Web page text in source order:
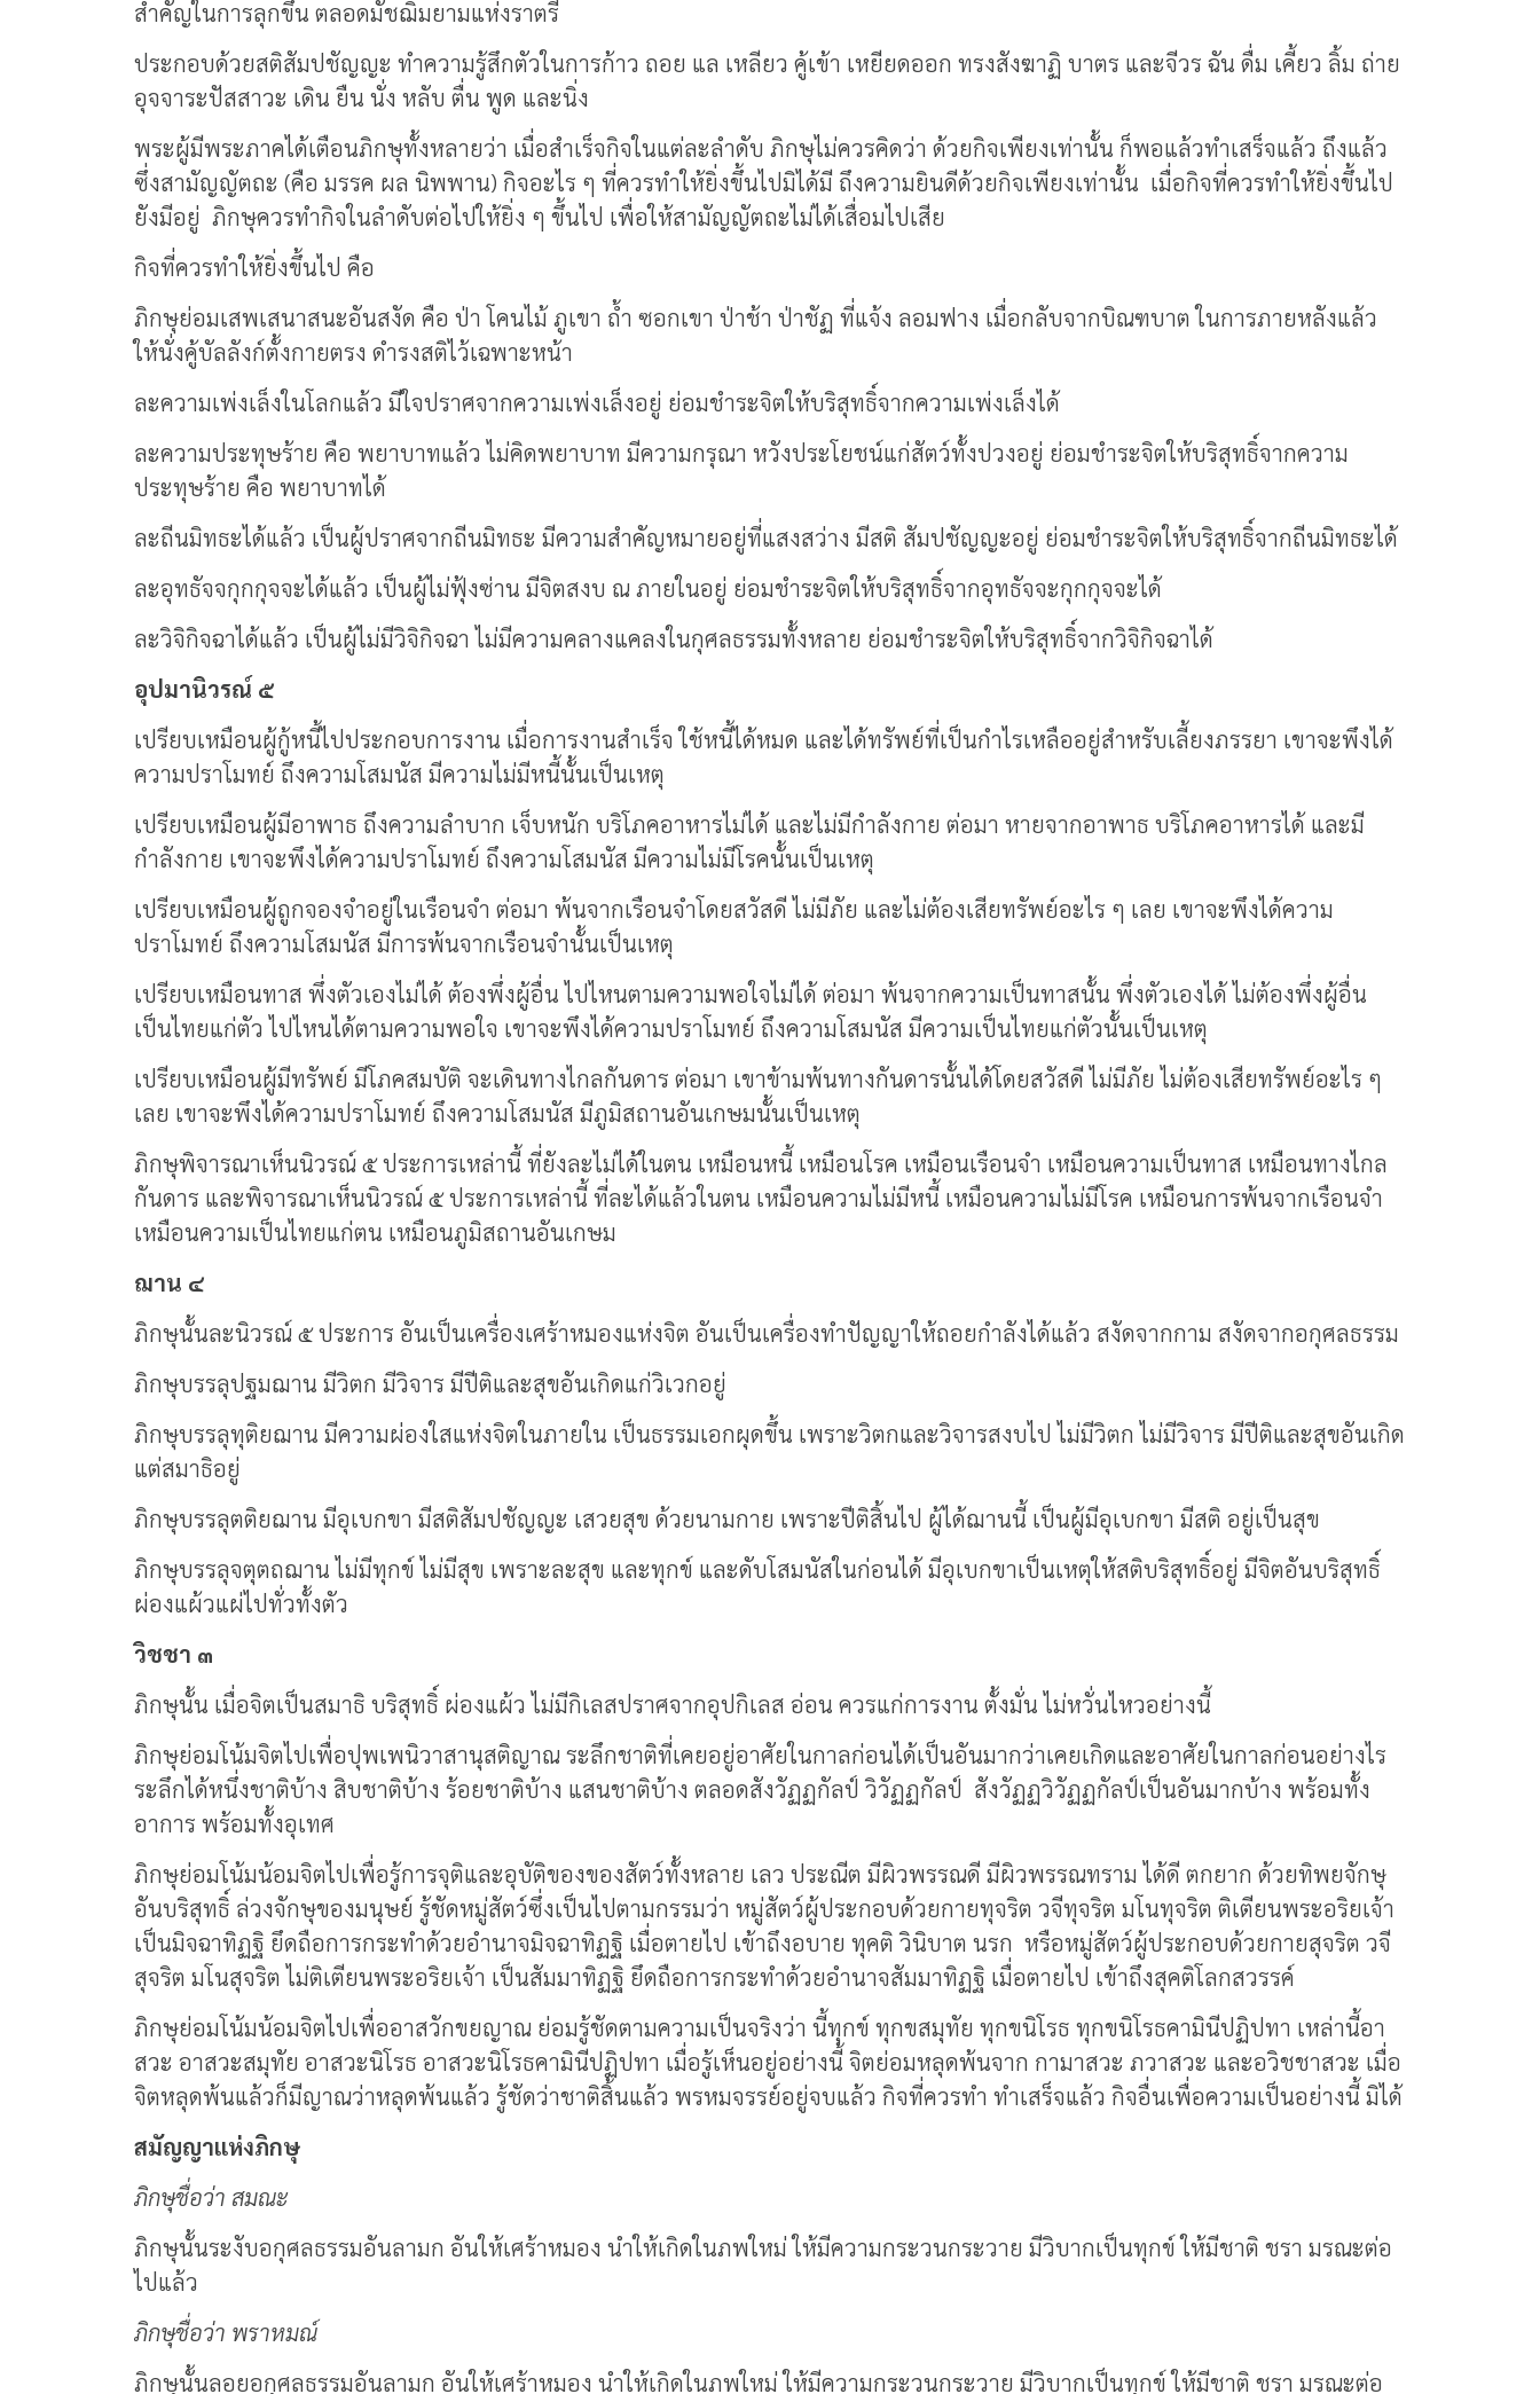
สำคัญในการลุกขึ้น ตลอดมัชฌิมยามแห่งราตรี
ประกอบด้วยสติสัมปชัญญะ ทำความรู้สึกตัวในการก้าว ถอย แล เหลียว คู้เข้า เหยียดออก ทรงสังฆาฏิ บาตร และจีวร ฉัน ดื่ม เคี้ยว ลิ้ม ถ่าย
อุจจาระปัสสาวะ เดิน ยืน นั่ง หลับ ตื่น พูด และนิ่ง
พระผู้มีพระภาคได้เตือนภิกษุทั้งหลายว่า เมื่อสำเร็จกิจในแต่ละลำดับ ภิกษุไม่ควรคิดว่า ด้วยกิจเพียงเท่านั้น ก็พอแล้วทำเสร็จแล้ว ถึงแล้ว
ซึ่งสามัญญัตถะ (คือ มรรค ผล นิพพาน) กิจอะไร ๆ ที่ควรทำให้ยิ่งขึ้นไปมิได้มี ถึงความยินดีด้วยกิจเพียงเท่านั้น เมื่อกิจที่ควรทำให้ยิ่งขึ้นไป
ยังมีอยู่ ภิกษุควรทำกิจในลำดับต่อไปให้ยิ่ง ๆ ขึ้นไป เพื่อให้สามัญญัตถะไม่ได้เสื่อมไปเสีย
กิจที่ควรทำให้ยิ่งขึ้นไป คือ
ภิกษุย่อมเสพเสนาสนะอันสงัด คือ ป่า โคนไม้ ภูเขา ถ้ำ ซอกเขา ป่าช้า ป่าชัฏ ที่แจ้ง ลอมฟาง เมื่อกลับจากบิณฑบาต ในการภายหลังแล้ว
ให้นั่งคู้บัลลังก์ตั้งกายตรง ดำรงสติไว้เฉพาะหน้า
ละความเพ่งเล็งในโลกแล้ว มีใจปราศจากความเพ่งเล็งอยู่ ย่อมชำระจิตให้บริสุทธิ์จากความเพ่งเล็งได้
ละความประทุษร้าย คือ พยาบาทแล้ว ไม่คิดพยาบาท มีความกรุณา หวังประโยชน์แก่สัตว์ทั้งปวงอยู่ ย่อมชำระจิตให้บริสุทธิ์จากความ
ประทุษร้าย คือ พยาบาทได้
ละถีนมิทธะได้แล้ว เป็นผู้ปราศจากถีนมิทธะ มีความสำคัญหมายอยู่ที่แสงสว่าง มีสติ สัมปชัญญะอยู่ ย่อมชำระจิตให้บริสุทธิ์จากถีนมิทธะได้
ละอุทธัจจกุกกุจจะได้แล้ว เป็นผู้ไม่ฟุ้งซ่าน มีจิตสงบ ณ ภายในอยู่ ย่อมชำระจิตให้บริสุทธิ์จากอุทธัจจะกุกกุจจะได้
ละวิจิกิจฉาได้แล้ว เป็นผู้ไม่มีวิจิกิจฉา ไม่มีความคลางแคลงในกุศลธรรมทั้งหลาย ย่อมชำระจิตให้บริสุทธิ์จากวิจิกิจฉาได้
อุปมานิวรณ์ ๕
เปรียบเหมือนผู้กู้หนี้ไปประกอบการงาน เมื่อการงานสำเร็จ ใช้หนี้ได้หมด และได้ทรัพย์ที่เป็นกำไรเหลืออยู่สำหรับเลี้ยงภรรยา เขาจะพึงได้
ความปราโมทย์ ถึงความโสมนัส มีความไม่มีหนี้นั้นเป็นเหตุ
เปรียบเหมือนผู้มีอาพาธ ถึงความลำบาก เจ็บหนัก บริโภคอาหารไม่ได้ และไม่มีกำลังกาย ต่อมา หายจากอาพาธ บริโภคอาหารได้ และมี
กำลังกาย เขาจะพึงได้ความปราโมทย์ ถึงความโสมนัส มีความไม่มีโรคนั้นเป็นเหตุ
เปรียบเหมือนผู้ถูกจองจำอยู่ในเรือนจำ ต่อมา พ้นจากเรือนจำโดยสวัสดี ไม่มีภัย และไม่ต้องเสียทรัพย์อะไร ๆ เลย เขาจะพึงได้ความ
ปราโมทย์ ถึงความโสมนัส มีการพ้นจากเรือนจำนั้นเป็นเหตุ
เปรียบเหมือนทาส พึ่งตัวเองไม่ได้ ต้องพึ่งผู้อื่น ไปไหนตามความพอใจไม่ได้ ต่อมา พ้นจากความเป็นทาสนั้น พึ่งตัวเองได้ ไม่ต้องพึ่งผู้อื่น
เป็นไทยแก่ตัว ไปไหนได้ตามความพอใจ เขาจะพึงได้ความปราโมทย์ ถึงความโสมนัส มีความเป็นไทยแก่ตัวนั้นเป็นเหตุ
เปรียบเหมือนผู้มีทรัพย์ มีโภคสมบัติ จะเดินทางไกลกันดาร ต่อมา เขาข้ามพ้นทางกันดารนั้นได้โดยสวัสดี ไม่มีภัย ไม่ต้องเสียทรัพย์อะไร ๆ
เลย เขาจะพึงได้ความปราโมทย์ ถึงความโสมนัส มีภูมิสถานอันเกษมนั้นเป็นเหตุ
ภิกษุพิจารณาเห็นนิวรณ์ ๕ ประการเหล่านี้ ที่ยังละไม่ได้ในตน เหมือนหนี้ เหมือนโรค เหมือนเรือนจำ เหมือนความเป็นทาส เหมือนทางไกล
กันดาร และพิจารณาเห็นนิวรณ์ ๕ ประการเหล่านี้ ที่ละได้แล้วในตน เหมือนความไม่มีหนี้ เหมือนความไม่มีโรค เหมือนการพ้นจากเรือนจำ
เหมือนความเป็นไทยแก่ตน เหมือนภูมิสถานอันเกษม
ฌาน ๔
ภิกษุนั้นละนิวรณ์ ๕ ประการ อันเป็นเครื่องเศร้าหมองแห่งจิต อันเป็นเครื่องทำปัญญาให้ถอยกำลังได้แล้ว สงัดจากกาม สงัดจากอกุศลธรรม
ภิกษุบรรลุปฐมฌาน มีวิตก มีวิจาร มีปีติและสุขอันเกิดแก่วิเวกอยู่
ภิกษุบรรลุทุติยฌาน มีความผ่องใสแห่งจิตในภายใน เป็นธรรมเอกผุดขึ้น เพราะวิตกและวิจารสงบไป ไม่มีวิตก ไม่มีวิจาร มีปีติและสุขอันเกิด
แต่สมาธิอยู่
ภิกษุบรรลุตติยฌาน มีอุเบกขา มีสติสัมปชัญญะ เสวยสุข ด้วยนามกาย เพราะปีติสิ้นไป ผู้ได้ฌานนี้ เป็นผู้มีอุเบกขา มีสติ อยู่เป็นสุข
ภิกษุบรรลุจตุตถฌาน ไม่มีทุกข์ ไม่มีสุข เพราะละสุข และทุกข์ และดับโสมนัสในก่อนได้ มีอุเบกขาเป็นเหตุให้สติบริสุทธิ์อยู่ มีจิตอันบริสุทธิ์
ผ่องแผ้วแผ่ไปทั่วทั้งตัว
วิชชา ๓
ภิกษุนั้น เมื่อจิตเป็นสมาธิ บริสุทธิ์ ผ่องแผ้ว ไม่มีกิเลสปราศจากอุปกิเลส อ่อน ควรแก่การงาน ตั้งมั่น ไม่หวั่นไหวอย่างนี้
ภิกษุย่อมโน้มจิตไปเพื่อปุพเพนิวาสานุสติญาณ ระลึกชาติที่เคยอยู่อาศัยในกาลก่อนได้เป็นอันมากว่าเคยเกิดและอาศัยในกาลก่อนอย่างไร
ระลึกได้หนึ่งชาติบ้าง สิบชาติบ้าง ร้อยชาติบ้าง แสนชาติบ้าง ตลอดสังวัฏฏกัลป์ วิวัฏฏกัลป์ สังวัฏฏวิวัฏฏกัลป์เป็นอันมากบ้าง พร้อมทั้ง
อาการ พร้อมทั้งอุเทศ
ภิกษุย่อมโน้มน้อมจิตไปเพื่อรู้การจุติและอุบัติของของสัตว์ทั้งหลาย เลว ประณีต มีผิวพรรณดี มีผิวพรรณทราม ได้ดี ตกยาก ด้วยทิพยจักษุ
อันบริสุทธิ์ ล่วงจักษุของมนุษย์ รู้ชัดหมู่สัตว์ซึ่งเป็นไปตามกรรมว่า หมู่สัตว์ผู้ประกอบด้วยกายทุจริต วจีทุจริต มโนทุจริต ติเตียนพระอริยเจ้า
เป็นมิจฉาทิฏฐิ ยึดถือการกระทำด้วยอำนาจมิจฉาทิฏฐิ เมื่อตายไป เข้าถึงอบาย ทุคติ วินิบาต นรก หรือหมู่สัตว์ผู้ประกอบด้วยกายสุจริต วจี
สุจริต มโนสุจริต ไม่ติเตียนพระอริยเจ้า เป็นสัมมาทิฏฐิ ยึดถือการกระทำด้วยอำนาจสัมมาทิฏฐิ เมื่อตายไป เข้าถึงสุคติโลกสวรรค์
ภิกษุย่อมโน้มน้อมจิตไปเพื่ออาสวักขยญาณ ย่อมรู้ชัดตามความเป็นจริงว่า นี้ทุกข์ ทุกขสมุทัย ทุกขนิโรธ ทุกขนิโรธคามินีปฏิปทา เหล่านี้อา
สวะ อาสวะสมุทัย อาสวะนิโรธ อาสวะนิโรธคามินีปฏิปทา เมื่อรู้เห็นอยู่อย่างนี้ จิตย่อมหลุดพ้นจาก กามาสวะ ภวาสวะ และอวิชชาสวะ เมื่อ
จิตหลุดพ้นแล้วก็มีญาณว่าหลุดพ้นแล้ว รู้ชัดว่าชาติสิ้นแล้ว พรหมจรรย์อยู่จบแล้ว กิจที่ควรทำ ทำเสร็จแล้ว กิจอื่นเพื่อความเป็นอย่างนี้ มิได้
สมัญญาแห่งภิกษุ
ภิกษุชื่อว่า สมณะ
ภิกษุนั้นระงับอกุศลธรรมอันลามก อันให้เศร้าหมอง นำให้เกิดในภพใหม่ ให้มีความกระวนกระวาย มีวิบากเป็นทุกข์ ให้มีชาติ ชรา มรณะต่อ
ไปแล้ว
ภิกษุชื่อว่า พราหมณ์
ภิกษุนั้นลอยอกุศลธรรมอันลามก อันให้เศร้าหมอง นำให้เกิดในภพใหม่ ให้มีความกระวนกระวาย มีวิบากเป็นทุกข์ ให้มีชาติ ชรา มรณะต่อ